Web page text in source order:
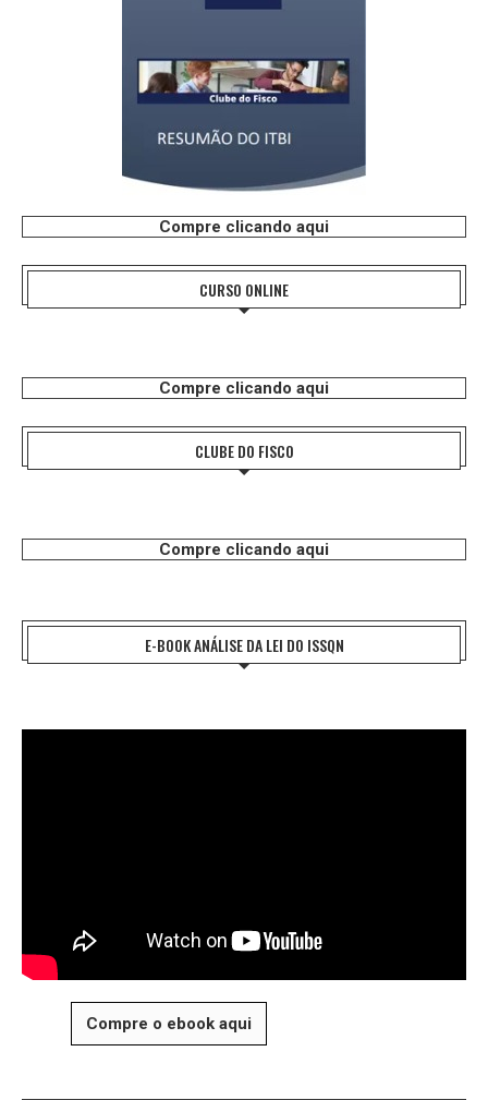
Compre clicando aqui
CURSO ONLINE
Compre clicando aqui
CLUBE DO FISCO
Compre clicando aqui
E-BOOK ANÁLISE DA LEI DO ISSQN
Compre o ebook aqui